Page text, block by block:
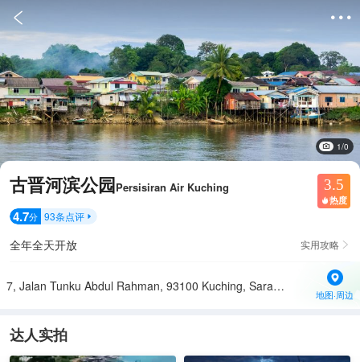
 
1/0
古晋河滨公园Persisiran Air Kuching 3.5
 热度
4.7分 93条点评 
全年全天开放 实用攻略 
7, Jalan Tunku Abdul Rahman, 93100 Kuching, Sarawak, 马来西亚
地图·周边
达人实拍